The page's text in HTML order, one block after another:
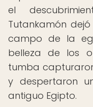
el
Tutankamón
campo de la
belleza de los
tumba
y despertaron
antiguo Egipto.